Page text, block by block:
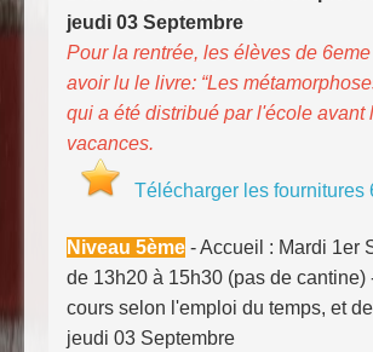
jeudi 03 Septembre
Pour la rentrée, les élèves de
avoir lu le livre: “Les
qui a été distribué par l'école avant
vacances.
Télécharger les fournitures
Niveau 5ème - Accueil : Mardi 1er
de 13h20 à 15h30 (pas de cantine)
cours selon l'emploi du temps, et
jeudi 03 Septembre